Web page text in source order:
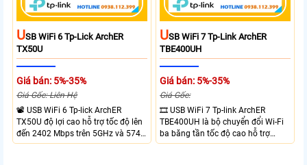
USB WiFi 6 Tp-Lick ArchER
TX50U
Giá bán: 5%-35%
Giá Gốc: Liên Hệ
📽 USB WiFi 6 Tp-lick ArchER
TX50U độ lợi cao hỗ trợ tốc độ lên
đến 2402 Mbps trên 5GHz và 574
Mbps trên 2.4GHz mang đến kết
USB WiFi 7 Tp-Link ArchER
TBE400UH
Giá bán: 5%-35%
Giá Gốc:
🎞 USB WiFi 7 Tp-link ArchER
TBE400UH là bộ chuyển đổi Wi-Fi
ba băng tần tốc độ cao hỗ trợ
2882 Mbps trên 6GHz, 2882 Mbps